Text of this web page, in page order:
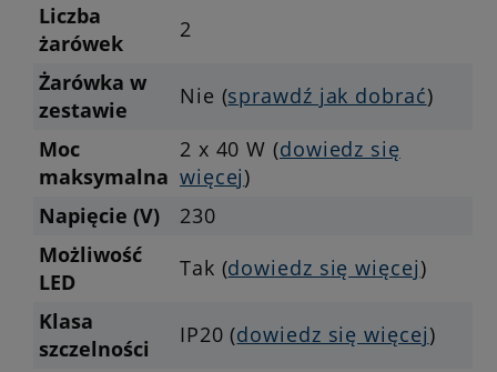
Liczba
żarówek
2
Żarówka w
zestawie
Nie (sprawdź jak dobrać)
Moc
maksymalna
2 x 40 W (dowiedz się
więcej)
Napięcie (V)
230
Możliwość
LED
Tak (dowiedz się więcej)
Klasa
szczelności
IP20 (dowiedz się więcej)